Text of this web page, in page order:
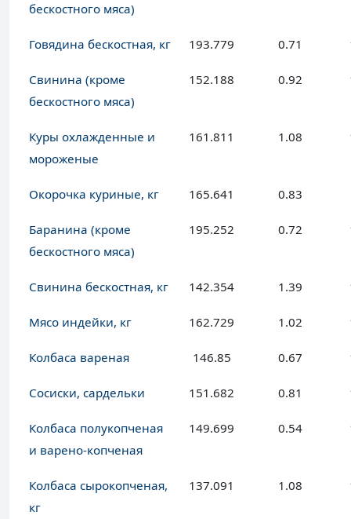
бескостного мяса)
Говядина бескостная, кг 193.779 0.71
Свинина (кроме
бескостного мяса)
152.188 0.92
Куры охлажденные и
мороженые
161.811 1.08
Окорочка куриные, кг 165.641 0.83
Баранина (кроме
бескостного мяса)
195.252 0.72
Свинина бескостная, кг 142.354 1.39
Мясо индейки, кг 162.729 1.02
Колбаса вареная 146.85 0.67
Сосиски, сардельки 151.682 0.81
Колбаса полукопченая
и варено-копченая
149.699 0.54
Колбаса сырокопченая,
кг
137.091 1.08